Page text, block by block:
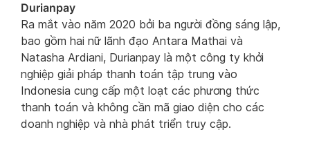
Durianpay
Ra mắt vào năm 2020 bởi ba người đồng sáng lập,
bao gồm hai nữ lãnh đạo Antara Mathai và
Natasha Ardiani, Durianpay là một công ty khởi
nghiệp giải pháp thanh toán tập trung vào
Indonesia cung cấp một loạt các phương thức
thanh toán và không cần mã giao diện cho các
doanh nghiệp và nhà phát triển truy cập.